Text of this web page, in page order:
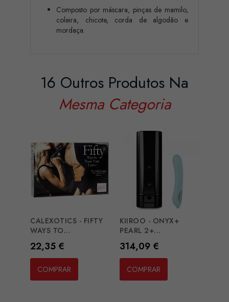
Composto por máscara, pinças de mamilo,
coleira, chicote, corda de algodão e
mordaça.
16 Outros Produtos Na
Mesma Categoria
CALEXOTICS - FIFTY
WAYS TO...
Preço
22,35 €
COMPRAR
KIIROO - ONYX+
PEARL 2+...
Preço
314,09 €
COMPRAR